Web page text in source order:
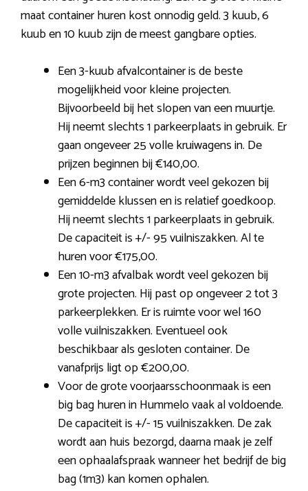
maat container huren kost onnodig geld. 3 kuub, 6
kuub en 10 kuub zijn de meest gangbare opties.
Een 3-kuub afvalcontainer is de beste
mogelijkheid voor kleine projecten.
Bijvoorbeeld bij het slopen van een muurtje.
Hij neemt slechts 1 parkeerplaats in gebruik. Er
gaan ongeveer 25 volle kruiwagens in. De
prijzen beginnen bij €140,00.
Een 6-m3 container wordt veel gekozen bij
gemiddelde klussen en is relatief goedkoop.
Hij neemt slechts 1 parkeerplaats in gebruik.
De capaciteit is +/- 95 vuilniszakken. Al te
huren voor €175,00.
Een 10-m3 afvalbak wordt veel gekozen bij
grote projecten. Hij past op ongeveer 2 tot 3
parkeerplekken. Er is ruimte voor wel 160
volle vuilniszakken. Eventueel ook
beschikbaar als gesloten container. De
vanafprijs ligt op €200,00.
Voor de grote voorjaarsschoonmaak is een
big bag huren in Hummelo vaak al voldoende.
De capaciteit is +/- 15 vuilniszakken. De zak
wordt aan huis bezorgd, daarna maak je zelf
een ophaalafspraak wanneer het bedrijf de big
bag (1m3) kan komen ophalen.